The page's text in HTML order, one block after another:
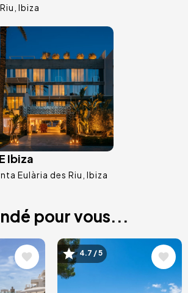
Ibiza
Ibiza
Eulària des Riu Ibiza
pour vous...
Image
4.7 / 5